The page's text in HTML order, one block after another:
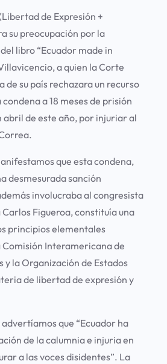
de Expresión +
su preocupación por la
libro “Ecuador made in
a quien la Corte
de su país rechazara un recurso
a 18 meses de prisión
abril de este año, por injuriar al
que esta condena,
desmesurada sanción
involucraba al congresista
Figueroa, constituía una
principios elementales
Interamericana de
y la Organización de Estados
de libertad de expresión y
que “Ecuador ha
de la calumnia e injuria en
a las voces disidentes”. La